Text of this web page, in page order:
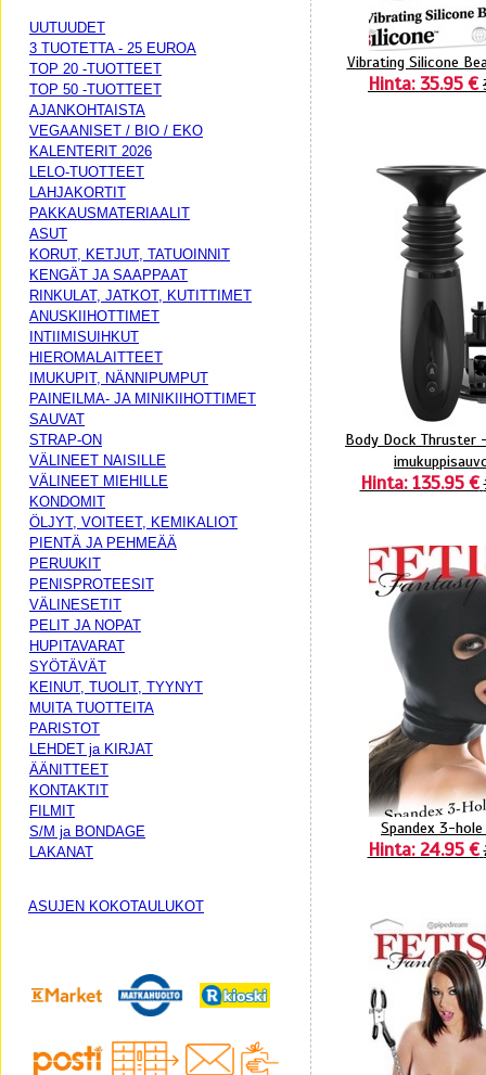
UUTUUDET
3 TUOTETTA - 25 EUROA
TOP 20 -TUOTTEET
TOP 50 -TUOTTEET
AJANKOHTAISTA
VEGAANISET / BIO / EKO
KALENTERIT 2026
LELO-TUOTTEET
LAHJAKORTIT
PAKKAUSMATERIAALIT
ASUT
KORUT, KETJUT, TATUOINNIT
KENGÄT JA SAAPPAAT
RINKULAT, JATKOT, KUTITTIMET
ANUSKIIHOTTIMET
INTIIMISUIHKUT
HIEROMALAITTEET
IMUKUPIT, NÄNNIPUMPUT
PAINEILMA- JA MINIKIIHOTTIMET
SAUVAT
STRAP-ON
VÄLINEET NAISILLE
VÄLINEET MIEHILLE
KONDOMIT
ÖLJYT, VOITEET, KEMIKALIOT
PIENTÄ JA PEHMEÄÄ
PERUUKIT
PENISPROTEESIT
VÄLINESETIT
PELIT JA NOPAT
HUPITAVARAT
SYÖTÄVÄT
KEINUT, TUOLIT, TYYNYT
MUITA TUOTTEITA
PARISTOT
LEHDET ja KIRJAT
ÄÄNITTEET
KONTAKTIT
FILMIT
S/M ja BONDAGE
LAKANAT
ASUJEN KOKOTAULUKOT
Vibrating Silicone
Hinta: 35.95 €
Body Dock Thruster
Hinta: 135.95 €
Spandex 3-
Hinta: 24.95 €